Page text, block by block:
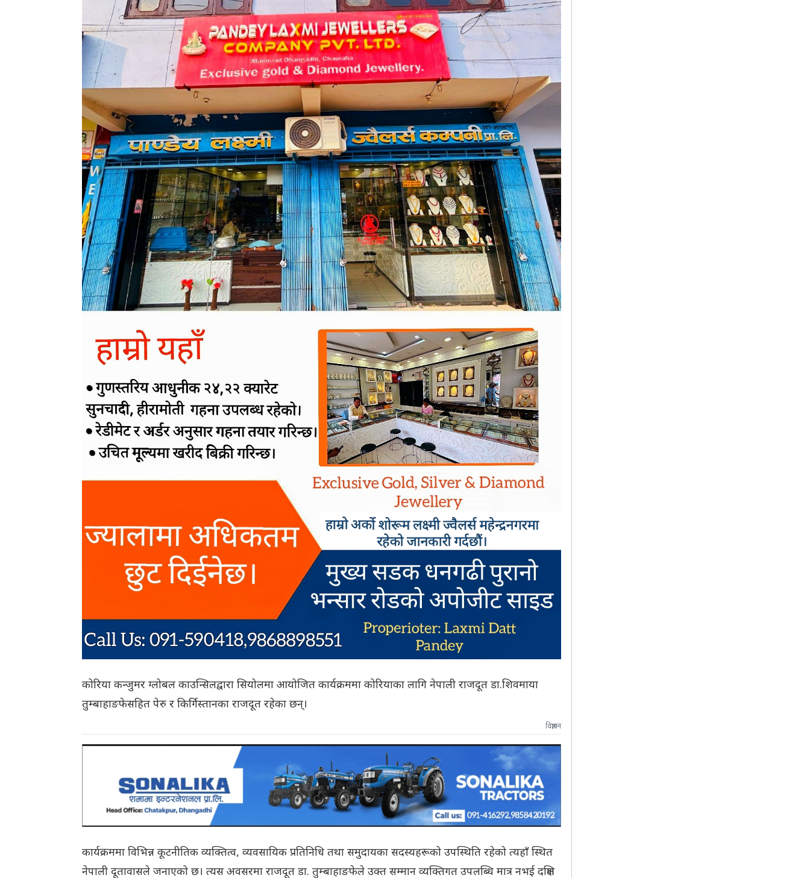
कोरिया कन्जुमर ग्लोबल काउन्सिलद्वारा सियोलमा आयोजित कार्यक्रममा कोरियाका लागि नेपाली राजदूत डा.शिवमाया
तुम्बाहाङफेसहित पेरु र किर्गिस्तानका राजदूत रहेका छन्।
विज्ञापन
कार्यक्रममा विभिन्न कूटनीतिक व्यक्तित्व, व्यवसायिक प्रतिनिधि तथा समुदायका सदस्यहरूको उपस्थिति रहेको त्यहाँ स्थित
नेपाली दूतावासले जनाएको छ। त्यस अवसरमा राजदूत डा. तुम्बाहाङफेले उक्त सम्मान व्यक्तिगत उपलब्धि मात्र नभई दक्षिण